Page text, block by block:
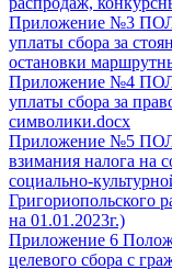
Приложение №3
уплаты сбора за
остановки
Приложение №4
уплаты сбора за
символики.docx
Приложение №5
взимания налога на
социально-
Григориопольского
на 01.01.2023г.)
Приложение 6
целевого сбора с